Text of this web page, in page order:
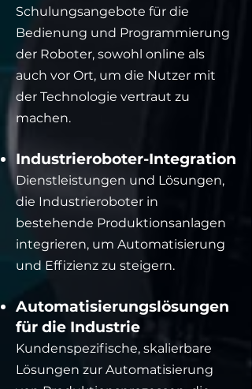
Schulungsangebote für die
Bedienung und Programmierung
der Roboter, sowohl online als
auch vor Ort, um die Nutzer mit
der Technologie vertraut zu
machen.
Industrieroboter-Integration
Dienstleistungen und Lösungen,
die Industrieroboter in
bestehende Produktionsanlagen
integrieren, um Automatisierung
und Effizienz zu steigern.
Automatisierungslösungen
für die Industrie
Kundenspezifische, skalierbare
Lösungen zur Automatisierung